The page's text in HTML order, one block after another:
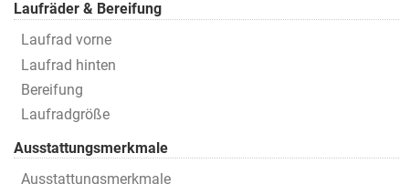
Laufräder & Bereifung
Laufrad vorne
Laufrad hinten
Bereifung
Laufradgröße
Ausstattungsmerkmale
Ausstattungsmerkmale